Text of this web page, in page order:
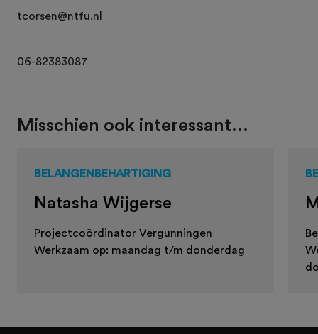
tcorsen@ntfu.nl
06-82383087
Misschien ook interessant...
BELANGENBEHARTIGING
Natasha Wijgerse
Projectcoördinator Vergunningen
Werkzaam op: maandag t/m donderdag